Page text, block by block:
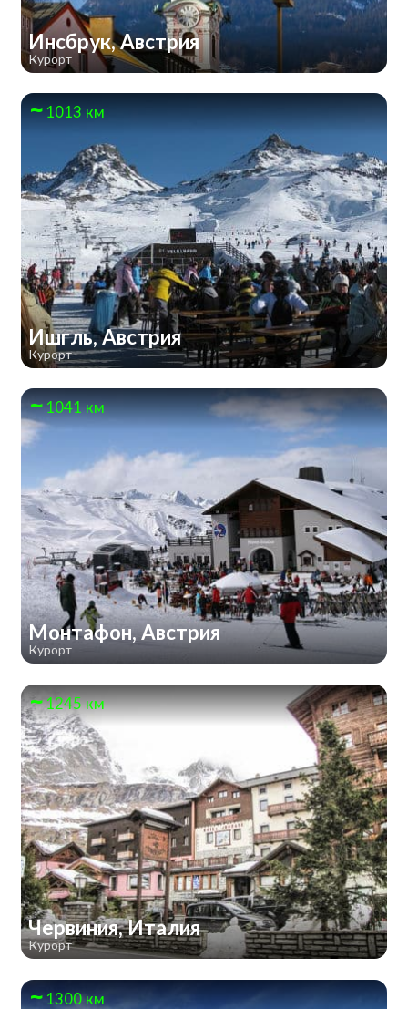
Инсбрук, Австрия
Курорт
1013 км
Ишгль, Австрия
Курорт
1041 км
Монтафон, Австрия
Курорт
1245 км
Червиния, Италия
Курорт
1300 км